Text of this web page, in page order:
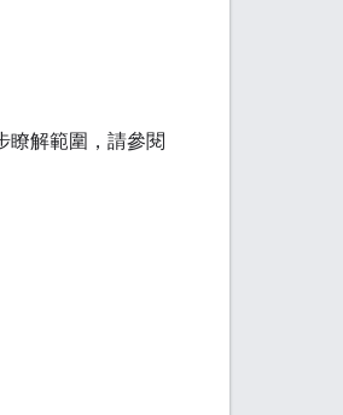
瞭解範圍，請參閱